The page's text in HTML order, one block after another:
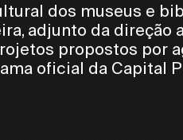
dos museus e
adjunto da direção
propostos por
oficial da Capital